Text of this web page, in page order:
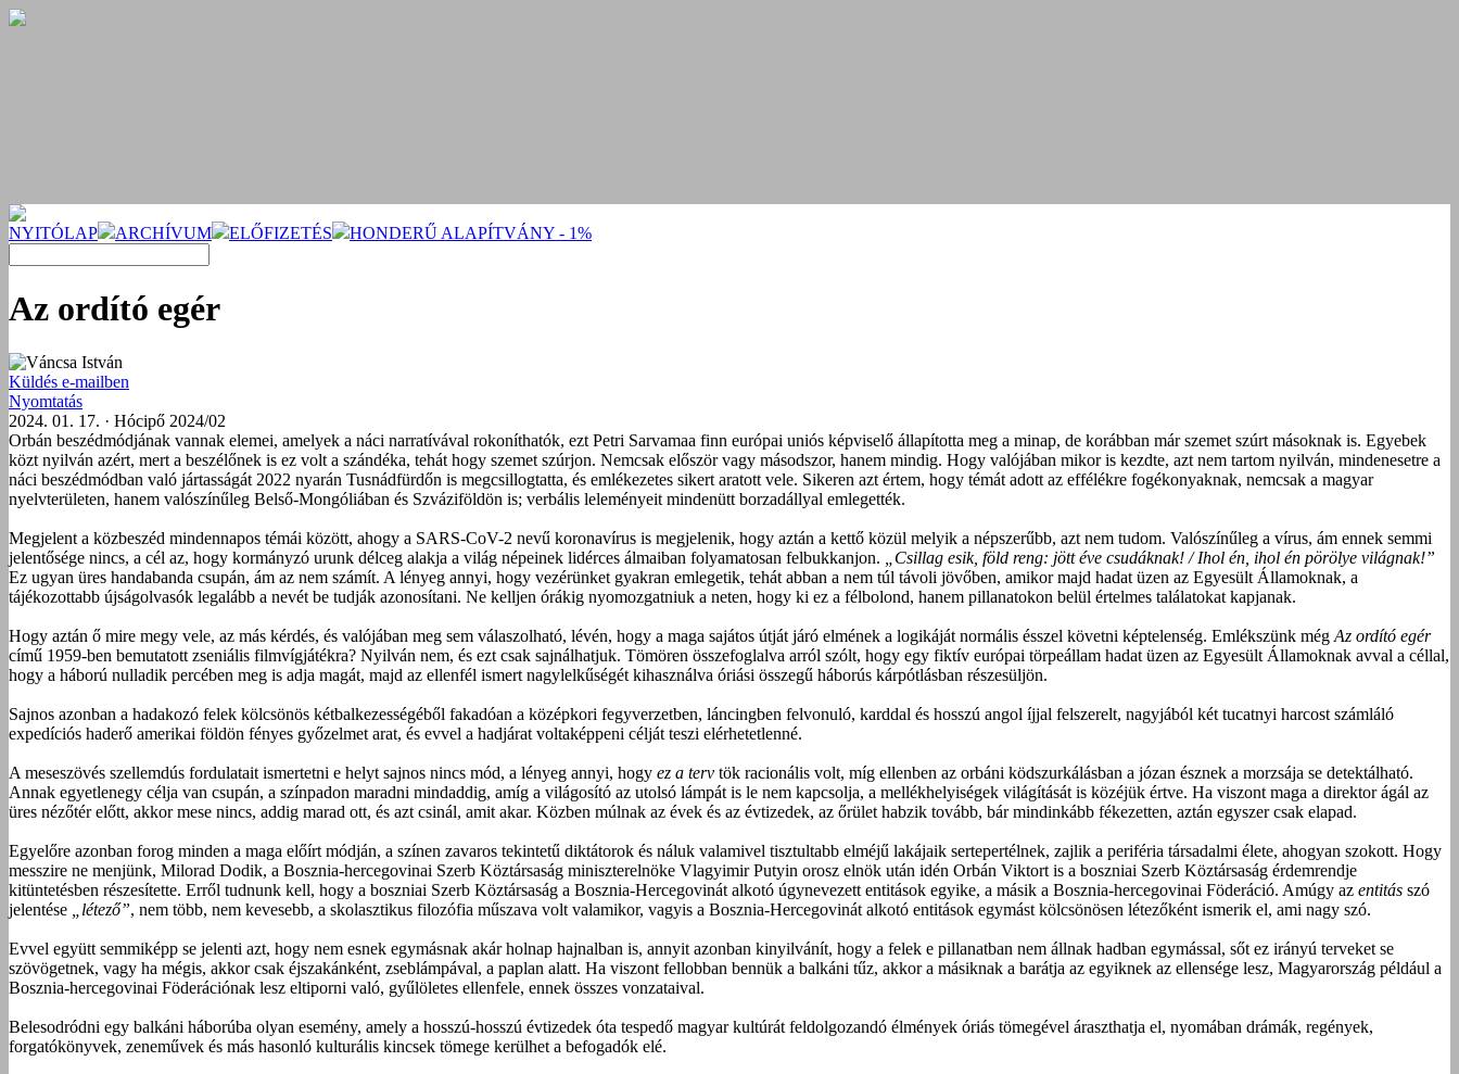
NYITÓLAP ARCHÍVUM ELŐFIZETÉS HONDERŰ ALAPÍTVÁNY - 1%
Az ordító egér
Váncsa István
Küldés e-mailben
Nyomtatás
2024. 01. 17. · Hócipő 2024/02
Orbán beszédmódjának vannak elemei, amelyek a náci narratívával rokoníthatók, ezt Petri Sarvamaa finn európai uniós képviselő állapította meg a minap, de korábban már szemet szúrt másoknak is. Egyebek
közt nyilván azért, mert a beszélőnek is ez volt a szándéka, tehát hogy szemet szúrjon. Nemcsak először vagy másodszor, hanem mindig. Hogy valójában mikor is kezdte, azt nem tartom nyilván, mindenesetre a
náci beszédmódban való jártasságát 2022 nyarán Tusnádfürdőn is megcsillogtatta, és emlékezetes sikert aratott vele. Sikeren azt értem, hogy témát adott az effélékre fogéko­nyaknak, nemcsak a magyar
nyelvterületen, hanem valószínűleg Belső-Mongóliában és Szváziföldön is; verbális leleményeit mindenütt borzadállyal emlegették.
Megjelent a közbeszéd mindennapos témái között, ahogy a SARS-CoV-2 nevű koronavírus is megjelenik, hogy aztán a kettő közül melyik a népszerűbb, azt nem tudom. Valószínűleg a vírus, ám ennek semmi
jelentősége nincs, a cél az, hogy kormányzó urunk délceg alakja a világ népeinek lidérces álmaiban folyamatosan felbukkanjon.
„Csillag esik, föld reng: jött éve csudáknak! / Ihol én, ihol én pörölye világnak!”
Ez ugyan üres handabanda csupán, ám az nem számít. A lényeg annyi, hogy vezérünket gyakran emlegetik, tehát abban a nem túl távoli jövőben, amikor majd hadat üzen az Egyesült Államoknak, a
tájékozottabb újságolvasók legalább a nevét be tudják azonosítani. Ne kelljen órákig nyomozgatniuk a neten, hogy ki ez a félbolond, hanem pillanatokon belül értelmes találatokat kapjanak.
Hogy aztán ő mire megy vele, az más kérdés, és valójában meg sem válaszolható, lévén, hogy a maga sajátos útját járó elmének a logikáját normális ésszel követni képtelenség. Emlékszünk még Az ordító egér
című 1959-ben bemutatott zseniális filmvígjátékra? Nyilván nem, és ezt csak sajnálhatjuk. Tömören összefoglalva arról szólt, hogy egy fiktív európai törpeállam hadat üzen az Egyesült Államoknak avval a céllal,
hogy a háború nulladik percében meg is adja magát, majd az ellenfél ismert nagylelkűségét kihasználva óriási összegű háborús kárpótlásban részesüljön.
Sajnos azonban a hadakozó felek kölcsönös kétbalkezességéből fakadóan a középkori fegyverzetben, láncingben felvonuló, karddal és hosszú angol íjjal felszerelt, nagyjából két tucatnyi harcost számláló
expedíciós haderő amerikai földön fényes győzelmet arat, és evvel a hadjárat voltaképpeni célját teszi elérhetetlenné.
A meseszövés szellemdús fordulatait ismertetni e helyt sajnos nincs mód, a lényeg annyi, hogy ez a terv tök racionális volt, míg ellenben az orbáni ködszurkálásban a józan észnek a morzsája se detektálható.
Annak egyetlen­egy célja van csupán, a színpadon maradni mindaddig, amíg a világosító az utolsó lámpát is le nem kapcsolja, a mellékhelyiségek világítását is közéjük értve. Ha viszont maga a direktor ágál az
üres nézőtér előtt, akkor mese nincs, addig marad ott, és azt csinál, amit akar. Közben múlnak az évek és az évtizedek, az őrület habzik tovább, bár mindinkább fékezetten, aztán egyszer csak elapad.
Egyelőre azonban forog minden a maga előírt módján, a színen zavaros tekintetű diktátorok és náluk valamivel tisztultabb elméjű lakájaik sertepertélnek, zajlik a periféria társadalmi élete, ahogyan szokott. Hogy
messzire ne menjünk, Milorad Dodik, a Bosznia-hercegovinai Szerb Köztársaság miniszterelnöke Vlagyimir Putyin orosz elnök után idén Orbán Viktort is a boszniai Szerb Köztársaság érdemrendje
kitüntetésben részesítette. Erről tudnunk kell, hogy a boszniai Szerb Köztársaság a Bosznia-Hercegovinát alkotó úgynevezett entitások egyike, a másik a Bosznia-hercegovinai Föderáció. Amúgy az entitás szó
jelentése
„létező”, nem több, nem kevesebb, a skolasztikus filozófia műszava volt valamikor, vagyis a Bosznia-Hercegovinát alkotó entitások egymást kölcsönösen létezőként ismerik el, ami nagy szó.
Evvel együtt semmiképp se jelenti azt, hogy nem esnek egymásnak akár holnap hajnalban is, annyit azonban kinyilvánít, hogy a felek e pillanatban nem állnak hadban egymással, sőt ez irányú terveket se
szövögetnek, vagy ha mégis, akkor csak éjszakánként, zseblámpával, a paplan alatt. Ha viszont fellobban bennük a balkáni tűz, akkor a másiknak a barátja az egyiknek az ellensége lesz, Magyarország például a
Bosznia-hercegovinai Föderációnak lesz eltiporni való, gyűlöletes ellenfele, ennek összes vonzataival.
Belesodródni egy balkáni háborúba olyan esemény, amely a hosszú-hosszú évtizedek óta tespedő magyar kultúrát feldolgozandó élmények óriás tömegével áraszthatja el, nyomában drámák, regények,
forgatókönyvek, zeneművek és más hasonló kulturális kincsek tömege kerülhet a befogadók elé.